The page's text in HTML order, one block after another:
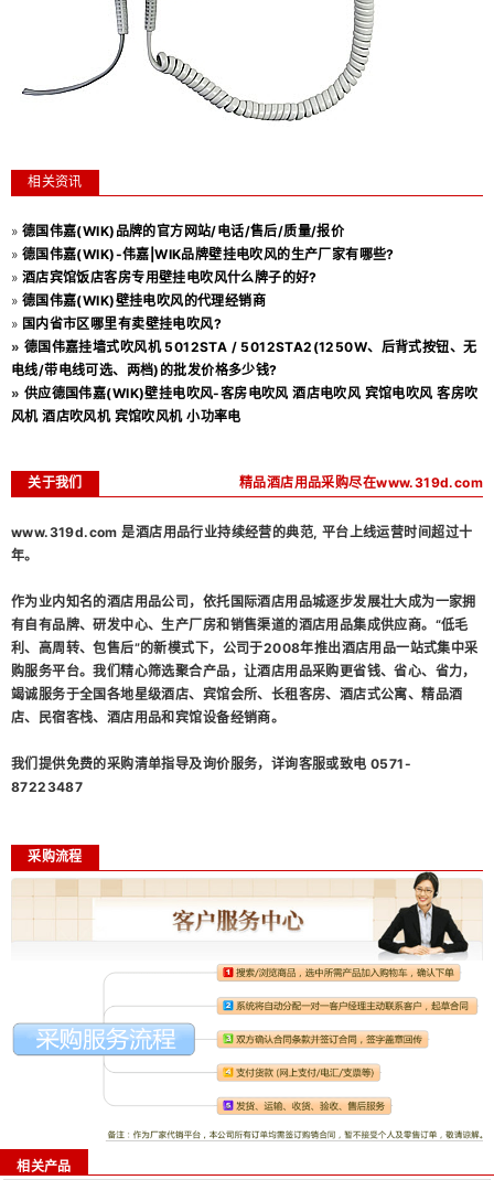
相关资讯
» 德国伟嘉(WIK)品牌的官方网站/电话/售后/质量/报价
» 德国伟嘉(WIK)-伟嘉|WIK品牌壁挂电吹风的生产厂家有哪些?
» 酒店宾馆饭店客房专用壁挂电吹风什么牌子的好?
» 德国伟嘉(WIK)壁挂电吹风的代理经销商
» 国内省市区哪里有卖壁挂电吹风?
» 德国伟嘉挂墙式吹风机 5012STA / 5012STA2(1250W、后背式按钮、无
电线/带电线可选、两档)的批发价格多少钱?
» 供应德国伟嘉(WIK)壁挂电吹风-客房电吹风 酒店电吹风 宾馆电吹风 客房吹
风机 酒店吹风机 宾馆吹风机 小功率电
关于我们 精品酒店用品采购尽在www.319d.com
www.319d.com 是酒店用品行业持续经营的典范, 平台上线运营时间超过十
年。
作为业内知名的酒店用品公司，依托国际酒店用品城逐步发展壮大成为一家拥
有自有品牌、研发中心、生产厂房和销售渠道的酒店用品集成供应商。“低毛
利、高周转、包售后”的新模式下，公司于2008年推出酒店用品一站式集中采
购服务平台。我们精心筛选聚合产品，让酒店用品采购更省钱、省心、省力，
竭诚服务于全国各地星级酒店、宾馆会所、长租客房、酒店式公寓、精品酒
店、民宿客栈、酒店用品和宾馆设备经销商。
我们提供免费的采购清单指导及询价服务，详询客服或致电 0571-
87223487
采购流程
相关产品